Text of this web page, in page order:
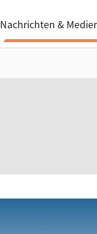
Nachrichten &